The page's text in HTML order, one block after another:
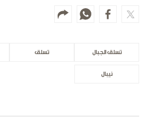
تسلق الجبال تسلق
نيبال